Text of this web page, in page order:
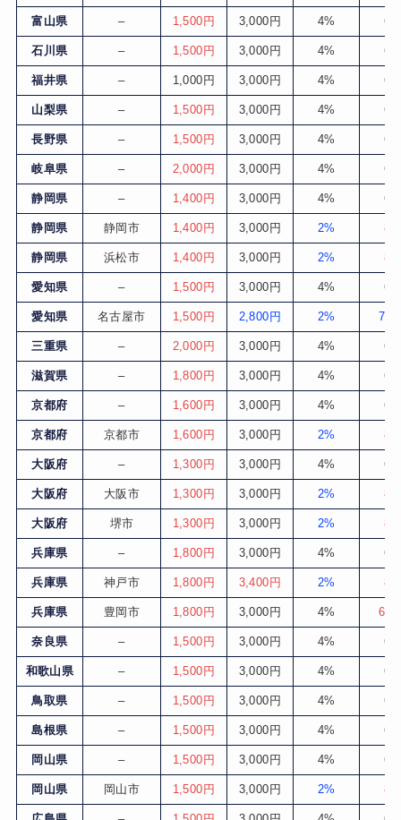
富山県 – 1,500円 3,000円 4% 6%
石川県 – 1,500円 3,000円 4% 6%
福井県 – 1,000円 3,000円 4% 6%
山梨県 – 1,500円 3,000円 4% 6%
長野県 – 1,500円 3,000円 4% 6%
岐阜県 – 2,000円 3,000円 4% 6%
静岡県 – 1,400円 3,000円 4% 6%
静岡県 静岡市 1,400円 3,000円 2% 8%
静岡県 浜松市 1,400円 3,000円 2% 8%
愛知県 – 1,500円 3,000円 4% 6%
愛知県 名古屋市 1,500円 2,800円 2%
三重県 – 2,000円 3,000円 4% 6%
滋賀県 – 1,800円 3,000円 4% 6%
京都府 – 1,600円 3,000円 4% 6%
京都府 京都市 1,600円 3,000円 2% 8%
大阪府 – 1,300円 3,000円 4% 6%
大阪府 大阪市 1,300円 3,000円 2% 8%
大阪府 堺市 1,300円 3,000円 2% 8%
兵庫県 – 1,800円 3,000円 4% 6%
兵庫県 神戸市 1,800円 3,400円 2% 8%
兵庫県 豊岡市 1,800円 3,000円 4%
奈良県 – 1,500円 3,000円 4% 6%
和歌山県 – 1,500円 3,000円 4% 6%
鳥取県 – 1,500円 3,000円 4% 6%
島根県 – 1,500円 3,000円 4% 6%
岡山県 – 1,500円 3,000円 4% 6%
岡山県 岡山市 1,500円 3,000円 2% 8%